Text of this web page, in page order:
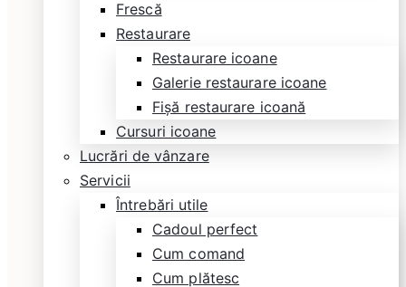
Frescă
Restaurare
Restaurare icoane
Galerie restaurare icoane
Fișă restaurare icoană
Cursuri icoane
Lucrări de vânzare
Servicii
Întrebări utile
Cadoul perfect
Cum comand
Cum plătesc